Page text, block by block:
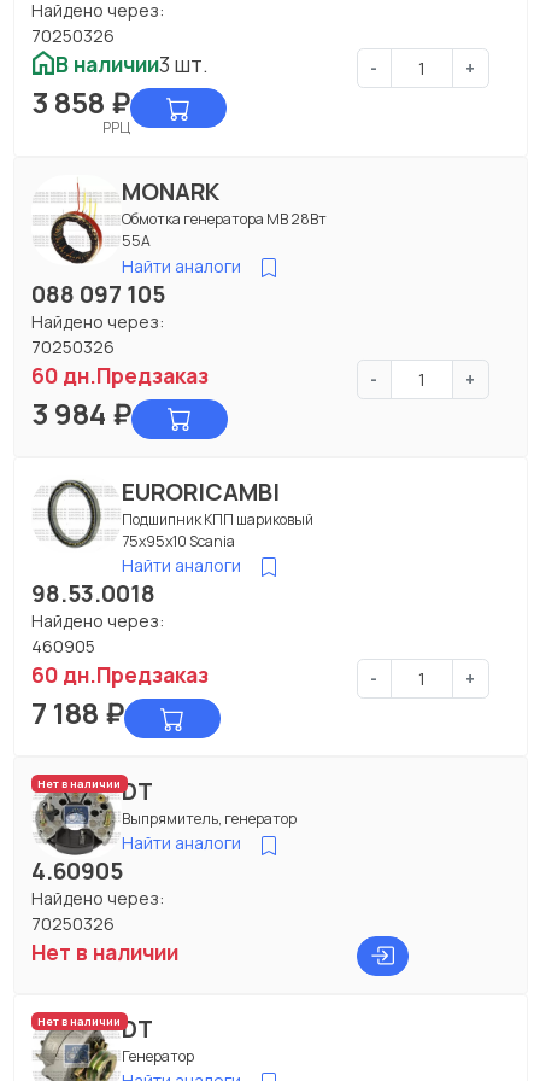
Найдено через:
70250326
В наличии3 шт. - +
3 858 ₽
РРЦ
MONARK
Обмотка генератора МВ 28Вт
55А
Найти аналоги
088 097 105
Найдено через:
70250326
60 дн.Предзаказ - +
3 984 ₽
EURORICAMBI
Подшипник КПП шариковый
75x95x10 Scania
Найти аналоги
98.53.0018
Найдено через:
460905
60 дн.Предзаказ - +
7 188 ₽
Нет в наличииDT
Выпрямитель, генератор
Найти аналоги
4.60905
Найдено через:
70250326
Нет в наличии
Нет в наличииDT
Генератор